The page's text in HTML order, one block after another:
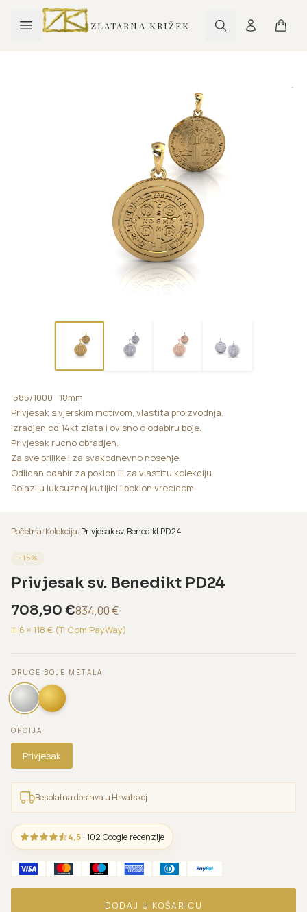
ZLATARNA KRIŽEK
585/1000 18mm
Privjesak s vjerskim motivom, vlastita proizvodnja.
Izradjen od 14kt zlata i ovisno o odabiru boje.
Privjesak rucno obradjen.
Za sve prilike i za svakodnevno nosenje.
Odlican odabir za poklon ili za vlastitu kolekciju.
Dolazi u luksuznoj kutijici i poklon vrecicom.
Početna/Kolekcija/Privjesak sv. Benedikt PD24
− 15%
Privjesak sv. Benedikt PD24
708,90 €834,00€
ili 6 × 118 € (T-Com PayWay)
DRUGE BOJE METALA
OPCIJA
Privjesak
Besplatna dostava u Hrvatskoj
4,5 · 102 Google recenzije
DODAJ U KOŠARICU